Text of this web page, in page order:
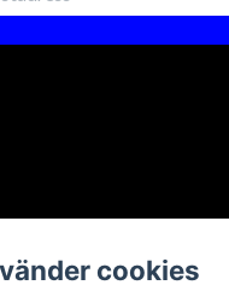
cookies